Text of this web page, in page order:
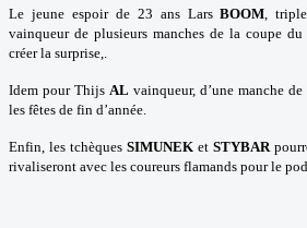
Le jeune espoir de 23 ans LarsBOOM,
vainqueur de plusieurs manches de la coupe
créer la surprise,.
Idem pour Thijs AL vainqueur, d’une manche
les fêtes de fin d’année.
Enfin, les tchèques SIMUNEK et STYBAR
rivaliseront avec les coureurs flamands pour le